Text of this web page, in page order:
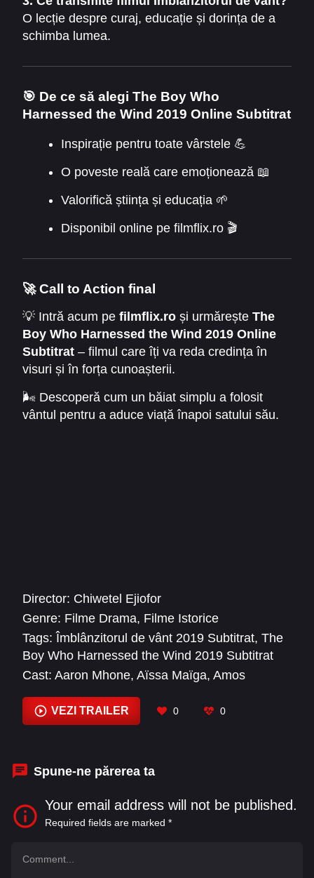
O lecție despre curaj, educație și dorința de a
schimba lumea.
🎯 De ce să alegi The Boy Who
Harnessed the Wind 2019 Online Subtitrat
Inspirație pentru toate vârstele 💪
O poveste reală care emoționează 📖
Valorifică știința și educația 🌱
Disponibil online pe filmflix.ro 🎬
🚀Call to Action final
💡 Intră acum pe filmflix.ro și urmărește The
Boy Who Harnessed the Wind 2019 Online
Subtitrat – filmul care îți va reda credința în
visuri și în forța cunoașterii.
🌬️ Descoperă cum un băiat simplu a folosit
vântul pentru a aduce viață înapoi satului său.
Director: Chiwetel Ejiofor
Genre: Filme Drama, Filme Istorice
Tags: Îmblânzitorul de vânt 2019 Subtitrat, The
Boy Who Harnessed the Wind 2019 Subtitrat
Cast: Aaron Mhone, Aïssa Maïga, Amos
Chitsulo, Chiwetel Ejiofor, Eddie Mbugua
Edward Khomamphero
VEZI TRAILER 0 0
Spune-ne părerea ta
Your email address will not be published.
Required fields are marked *